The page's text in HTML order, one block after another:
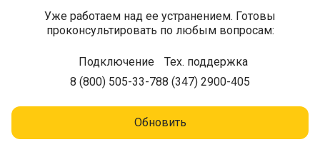
Уже работаем над ее устранением. Готовы
проконсультировать по любым вопросам:
Подключение
8 (800) 505-33-78
Тех. поддержка
8 (347) 2900-405
Обновить